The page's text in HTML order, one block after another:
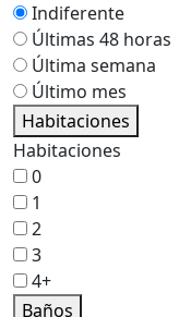
Indiferente
Últimas 48 horas
Última semana
Último mes
Habitaciones
Habitaciones
0
1
2
3
4+
Baños